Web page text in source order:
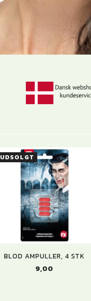
UDSOLGT
BLOD AMPULLER, 4 STK
9,00